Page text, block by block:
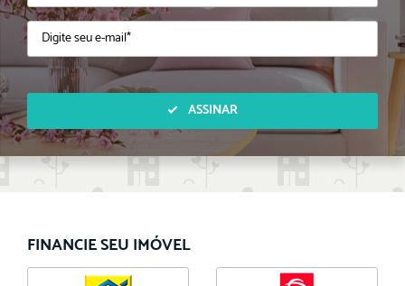
ASSINAR
FINANCIE SEU IMÓVEL